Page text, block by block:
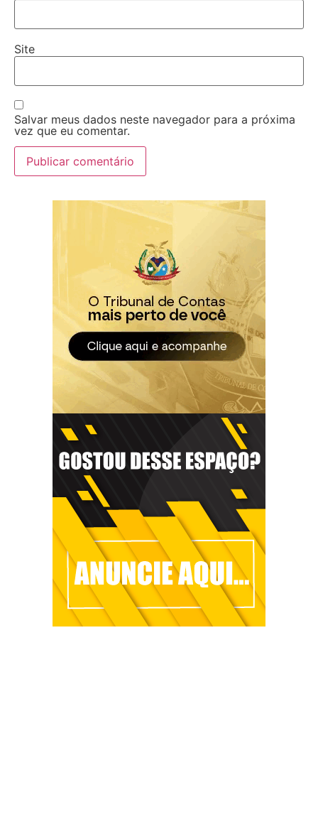
Site
Salvar meus dados neste navegador para a próxima
vez que eu comentar.